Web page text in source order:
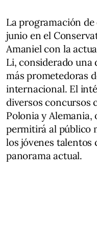
La programación de
junio en el
Amaniel con la
Li, considerado una
más prometedoras
internacional. El
diversos concursos
Polonia y
permitirá al público
los jóvenes
panorama actual.